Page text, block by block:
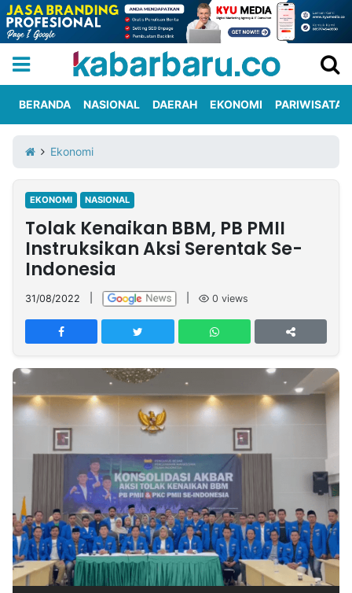
Iklan
Berita
Kami
Nasional
International
Olahraga
Entertainment
Daerah
Pariwisata
Kuliner
Kolom
Network
PT
TREETAN
INDONESIA
Partner
Insight
Suara
Lens
Daily
Jalan
Idealita
Radar
Seedbacklink
Follow
Kabarbaru
BERANDA NASIONAL DAERAH EKONOMI PARIWISATA
Ekonomi
EKONOMI NASIONAL
Tolak Kenaikan BBM, PB PMII
Instruksikan Aksi Serentak Se-
Indonesia
31/08/2022 0 views